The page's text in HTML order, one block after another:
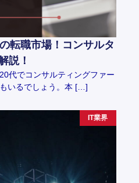
転職市場！コンサルタ
説！
代でコンサルティングファー
いるでしょう。本 […]
IT業界